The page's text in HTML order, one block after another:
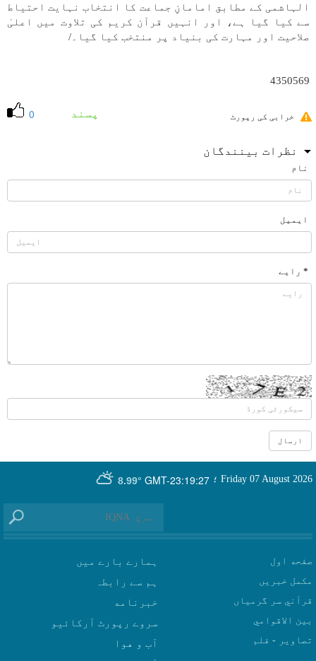
الہاشمی کے مطابق امامانِ جماعت کا انتخاب نہایت احتیاط
سے کیا گیا ہے، اور انہیں قرآن کریم کی تلاوت میں اعلیٰ
صلاحیت اور مہارت کی بنیاد پر منتخب کیا گیا۔/
4350569
0 پسند خرابی کی رپورٹ
نظرات بینندگان
نام
ایمیل
* رایے
GMT-23:19:27
8.99° Friday 07 August 2026 ؛
صفحه اول
مکمل خبریں
قرآني سر گرمياں
بين الاقوامي
تصاوير - فلم
ہمارے بارے میں
ہم سے رابطہ
سروے رپورٹ آرکائیو
آب و هوا